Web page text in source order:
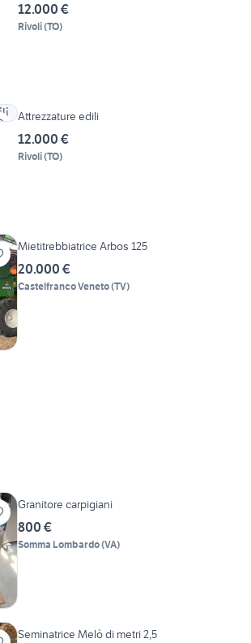
12.000 €
Rivoli(TO)
Attrezzature edili
12.000 €
Rivoli(TO)
Mietitrebbiatrice Arbos 125
20.000 €
Castelfranco Veneto(TV)
Granitore carpigiani
800 €
Somma Lombardo(VA)
Seminatrice Melò di metri 2,5